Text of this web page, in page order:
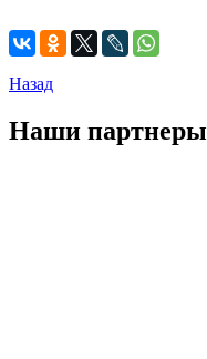
Назад
Наши партнеры